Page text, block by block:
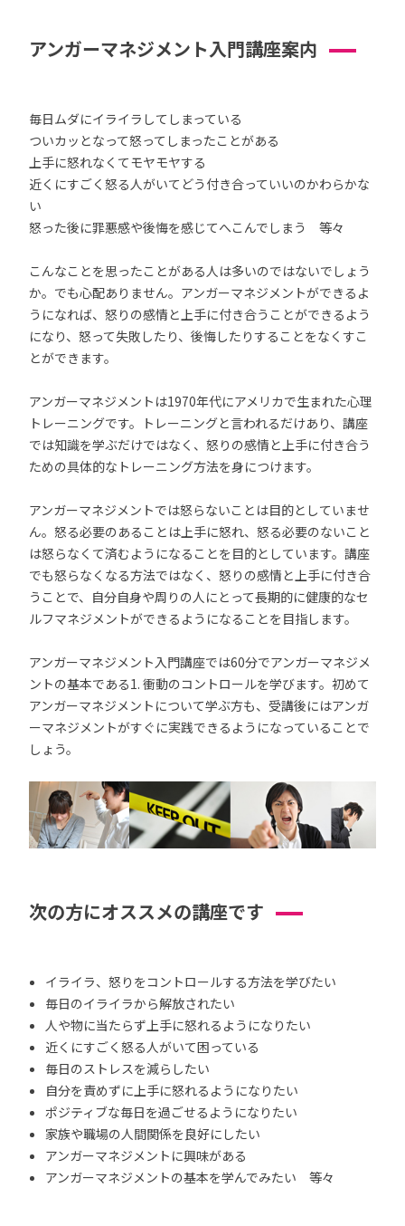
アンガーマネジメント入門講座案内
毎日ムダにイライラしてしまっている
ついカッとなって怒ってしまったことがある
上手に怒れなくてモヤモヤする
近くにすごく怒る人がいてどう付き合っていいのかわらかな
い
怒った後に罪悪感や後悔を感じてへこんでしまう 等々
こんなことを思ったことがある人は多いのではないでしょう
か。でも心配ありません。アンガーマネジメントができるよ
うになれば、怒りの感情と上手に付き合うことができるよう
になり、怒って失敗したり、後悔したりすることをなくすこ
とができます。
アンガーマネジメントは1970年代にアメリカで生まれた心理
トレーニングです。トレーニングと言われるだけあり、講座
では知識を学ぶだけではなく、怒りの感情と上手に付き合う
ための具体的なトレーニング方法を身につけます。
アンガーマネジメントでは怒らないことは目的としていませ
ん。怒る必要のあることは上手に怒れ、怒る必要のないこと
は怒らなくて済むようになることを目的としています。講座
でも怒らなくなる方法ではなく、怒りの感情と上手に付き合
うことで、自分自身や周りの人にとって長期的に健康的なセ
ルフマネジメントができるようになることを目指します。
アンガーマネジメント入門講座では60分でアンガーマネジメ
ントの基本である1. 衝動のコントロールを学びます。初めて
アンガーマネジメントについて学ぶ方も、受講後にはアンガ
ーマネジメントがすぐに実践できるようになっていることで
しょう。
次の方にオススメの講座です
イライラ、怒りをコントロールする方法を学びたい
毎日のイライラから解放されたい
人や物に当たらず上手に怒れるようになりたい
近くにすごく怒る人がいて困っている
毎日のストレスを減らしたい
自分を責めずに上手に怒れるようになりたい
ポジティブな毎日を過ごせるようになりたい
家族や職場の人間関係を良好にしたい
アンガーマネジメントに興味がある
アンガーマネジメントの基本を学んでみたい 等々